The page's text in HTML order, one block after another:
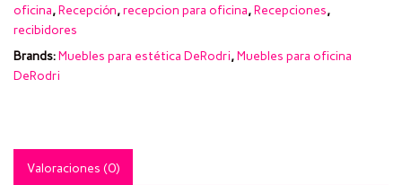
oficina,Recepción,recepcion para oficina,Recepciones,
recibidores
Brands:Muebles para estética DeRodri,Muebles para oficina
DeRodri
Valoraciones (0)